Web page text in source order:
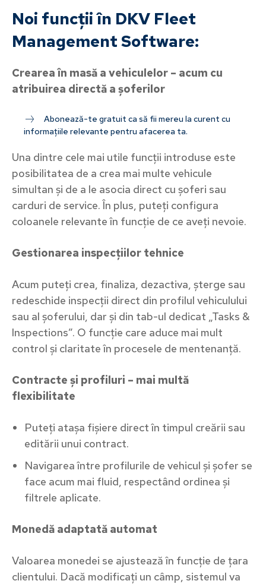
Noi funcții în DKV Fleet
Management Software:
Crearea în masă a vehiculelor – acum cu
atribuirea directă a șoferilor
Abonează-te gratuit ca să fii mereu la curent cu
informațiile relevante pentru afacerea ta.
Una dintre cele mai utile funcții introduse este
posibilitatea de a crea mai multe vehicule
simultan și de a le asocia direct cu șoferi sau
carduri de service. În plus, puteți configura
coloanele relevante în funcție de ce aveți nevoie.
Gestionarea inspecțiilor tehnice
Acum puteți crea, finaliza, dezactiva, șterge sau
redeschide inspecții direct din profilul vehiculului
sau al șoferului, dar și din tab-ul dedicat „Tasks &
Inspections”. O funcție care aduce mai mult
control și claritate în procesele de mentenanță.
Contracte și profiluri – mai multă
flexibilitate
Puteți atașa fișiere direct în timpul creării sau
editării unui contract.
Navigarea între profilurile de vehicul și șofer se
face acum mai fluid, respectând ordinea și
filtrele aplicate.
Monedă adaptată automat
Valoarea monedei se ajustează în funcție de țara
clientului. Dacă modificați un câmp, sistemul va